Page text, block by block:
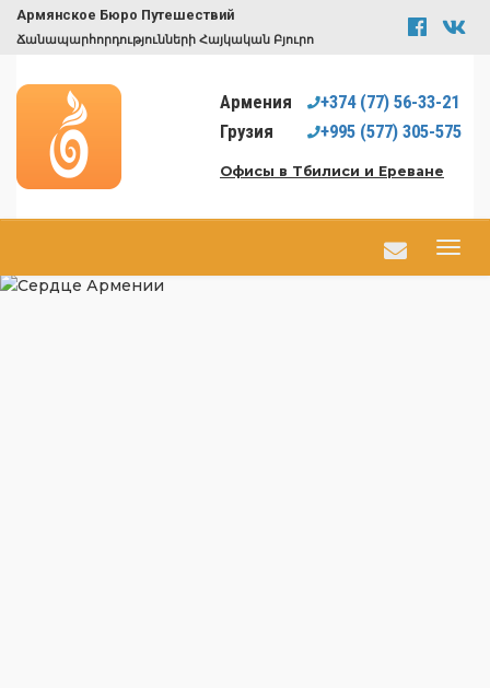
Армянское Бюро Путешествий
Ճանապարհորդությունների Հայկական Բյուրո
Армения +374 (77) 56-33-21
Грузия
+995 (577) 305-575
Офисы в Тбилиси и Ереване